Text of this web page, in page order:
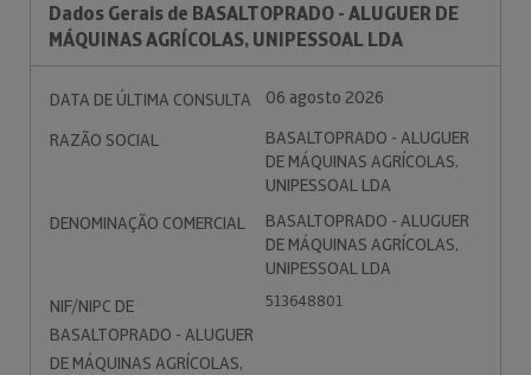
Dados Gerais de BASALTOPRADO - ALUGUER DE
MÁQUINAS AGRÍCOLAS, UNIPESSOAL LDA
DATA DE ÚLTIMA CONSULTA
06 agosto 2026
RAZÃO SOCIAL
BASALTOPRADO - ALUGUER
DE MÁQUINAS AGRÍCOLAS,
UNIPESSOAL LDA
DENOMINAÇÃO COMERCIAL
BASALTOPRADO - ALUGUER
DE MÁQUINAS AGRÍCOLAS,
UNIPESSOAL LDA
NIF/NIPC DE
BASALTOPRADO - ALUGUER
DE MÁQUINAS AGRÍCOLAS,
513648801